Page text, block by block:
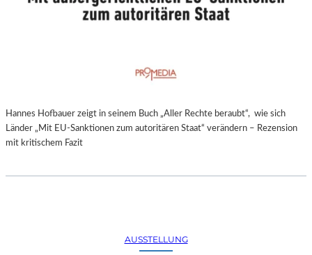
Hannes Hofbauer zeigt in seinem Buch „Aller Rechte beraubt“, wie sich
Länder „Mit EU-Sanktionen zum autoritären Staat“ verändern – Rezension
mit kritischem Fazit
AUSSTELLUNG